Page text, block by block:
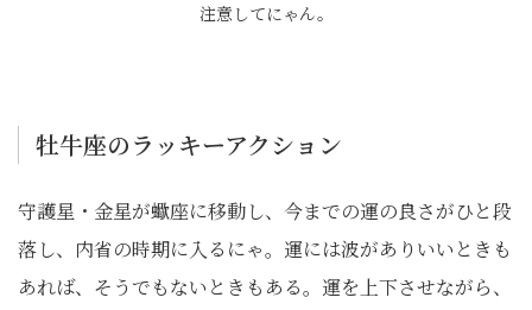
注意してにゃん。
牡牛座のラッキーアクション
守護星・金星が蠍座に移動し、今までの運の良さがひと段
落し、内省の時期に入るにゃ。運には波がありいいときも
あれば、そうでもないときもある。運を上下させながら、